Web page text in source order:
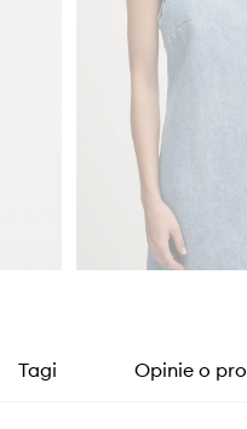
Tagi Opinie o